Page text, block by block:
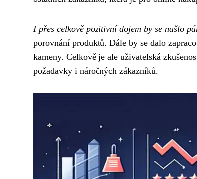
I přes celkově pozitivní dojem by se našlo
porovnání produktů. Dále by se dalo
kameny. Celkově je ale uživatelská
požadavky i náročných zákazníků.